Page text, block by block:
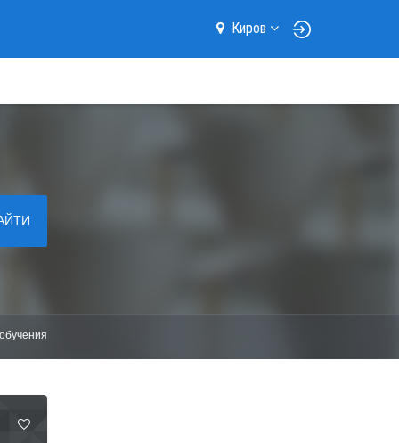
Киров